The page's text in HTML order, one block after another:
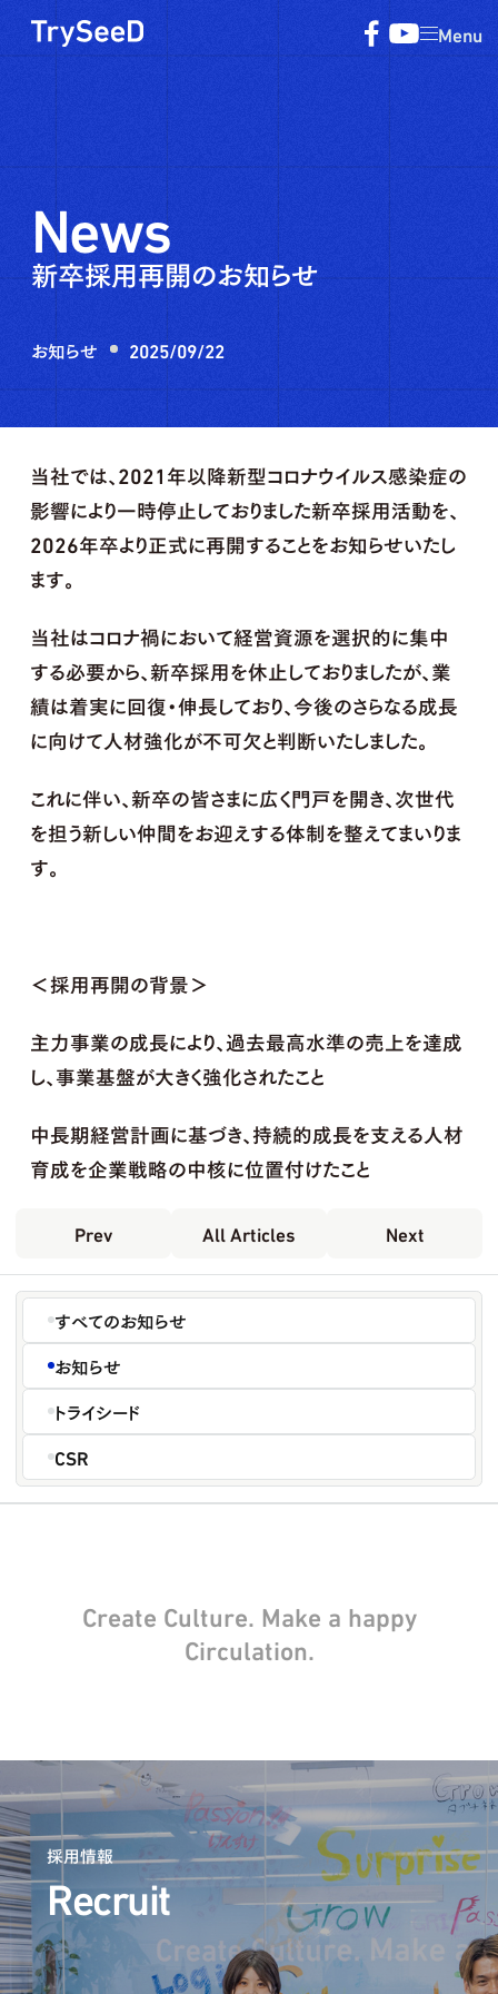
Menu
新卒採用再開のお知らせ
News
お知らせ 2025/09/22
当社では、2021年以降新型コロナウイルス感染症の
影響により一時停止しておりました新卒採用活動を、
2026年卒より正式に再開することをお知らせいたし
ます。
当社はコロナ禍において経営資源を選択的に集中
する必要から、新卒採用を休止しておりましたが、業
績は着実に回復・伸長しており、今後のさらなる成長
に向けて人材強化が不可欠と判断いたしました。
これに伴い、新卒の皆さまに広く門戸を開き、次世代
を担う新しい仲間をお迎えする体制を整えてまいりま
す。
＜採用再開の背景＞
主力事業の成長により、過去最高水準の売上を達成
し、事業基盤が大きく強化されたこと
中長期経営計画に基づき、持続的成長を支える人材
育成を企業戦略の中核に位置付けたこと
Prev All Articles Next
すべてのお知らせ
お知らせ
トライシード
CSR
Create Culture. Make a happy
Circulation.
採用情報
Recruit